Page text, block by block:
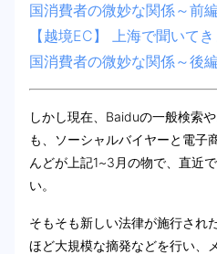
国消費者の微妙な関係～前
【越境EC】 上海で聞いて
国消費者の微妙な関係～後
しかし現在、Baiduの一般検索
も、ソーシャルバイヤーと電子
んどが上記1~3月の物で、直近
い。
そもそも新しい法律が施行され
ほど大規模な摘発などを行い、